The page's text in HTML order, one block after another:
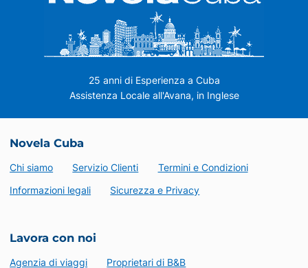
25 anni di Esperienza a Cuba
Assistenza Locale all'Avana, in Inglese
Novela Cuba
Chi siamo Servizio Clienti
Termini e Condizioni
Informazioni legali
Sicurezza e Privacy
Lavora con noi
Agenzia di viaggi Proprietari di B&B